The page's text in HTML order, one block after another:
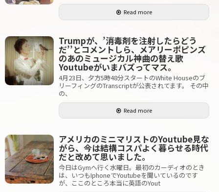
Read more
Trumpが、’消毒剤を注射したらどう
だ’’とコメントしら、メアリーポピンズ
のあのミュージカル神曲の替え歌
Youtubeがいまバズってマス。
4月23日、夕方5時48分スタートのWhite Houseのブ
リーフィングのTranscriptが公表されてます。 その中
の、
Read more
アメリカのミニマリストのYoutube見な
がら、今は結構コスパよく暮らせる時代
だと改めて思いました。
今日はGymへ行く水曜日。最初のカーディオのとき
は、いつもIphoneでYoutubeを聞いているのです
が、ここのところ本当に英語のYout